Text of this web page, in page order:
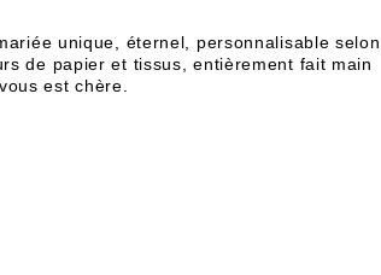
unique, éternel, personnalisable selon
de papier et tissus, entièrement fait main
est chère.